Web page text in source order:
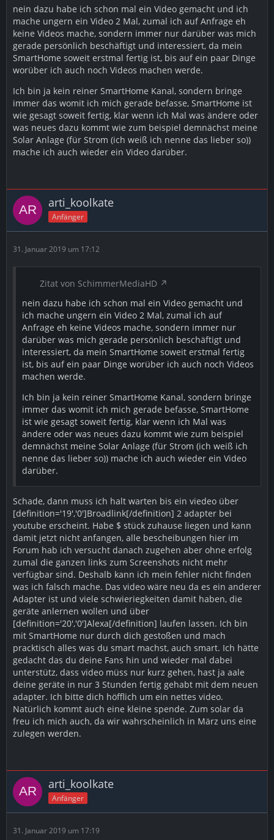
nein dazu habe ich schon mal ein Video gemacht und ich
mache ungern ein Video 2 Mal, zumal ich auf Anfrage eh
keine Videos mache, sondern immer nur darüber was mich
gerade persönlich beschäftigt und interessiert, da mein
SmartHome soweit erstmal fertig ist, bis auf ein paar Dinge
worüber ich auch noch Videos machen werde.
Ich bin ja kein reiner SmartHome Kanal, sondern bringe
immer das womit ich mich gerade befasse, SmartHome ist
wie gesagt soweit fertig, klar wenn ich Mal was ändere oder
was neues dazu kommt wie zum beispiel demnächst meine
Solar Anlage (für Strom (ich weiß ich nenne das lieber so))
mache ich auch wieder ein Video darüber.
arti_koolkate
Anfänger
31. Januar 2019 um 17:12
Zitat von SchimmerMediaHD
nein dazu habe ich schon mal ein Video gemacht und
ich mache ungern ein Video 2 Mal, zumal ich auf
Anfrage eh keine Videos mache, sondern immer nur
darüber was mich gerade persönlich beschäftigt und
interessiert, da mein SmartHome soweit erstmal fertig
ist, bis auf ein paar Dinge worüber ich auch noch Videos
machen werde.
Ich bin ja kein reiner SmartHome Kanal, sondern bringe
immer das womit ich mich gerade befasse, SmartHome
ist wie gesagt soweit fertig, klar wenn ich Mal was
ändere oder was neues dazu kommt wie zum beispiel
demnächst meine Solar Anlage (für Strom (ich weiß ich
nenne das lieber so)) mache ich auch wieder ein Video
darüber.
Schade, dann muss ich halt warten bis ein viedeo über
[definition='19','0']Broadlink[/definition] 2 adapter bei
youtube erscheint. Habe $ stück zuhause liegen und kann
damit jetzt nicht anfangen, alle bescheibungen hier im
Forum hab ich versucht danach zugehen aber ohne erfolg
zumal die ganzen links zum Screenshots nicht mehr
verfügbar sind. Deshalb kann ich mein fehler nicht finden
was ich falsch mache. Das video wäre neu da es ein anderer
Adapter ist und viele schwieriegkeiten damit haben, die
geräte anlernen wollen und über
[definition='20','0']Alexa[/definition] laufen lassen. Ich bin
mit SmartHome nur durch dich gestoßen und mach
pracktisch alles was du smart machst, auch smart. Ich hätte
gedacht das du deine Fans hin und wieder mal dabei
unterstütz, dass video müss nur kurz gehen, hast ja aale
deine geräte in nur 3 Stunden fertig gehabt mit dem neuen
adapter. Ich bitte dich höfflich um ein nettes video.
Natürlich kommt auch eine kleine spende. Zum solar da
freu ich mich auch, da wir wahrscheinlich in März uns eine
zulegen werden.
arti_koolkate
Anfänger
31. Januar 2019 um 17:19